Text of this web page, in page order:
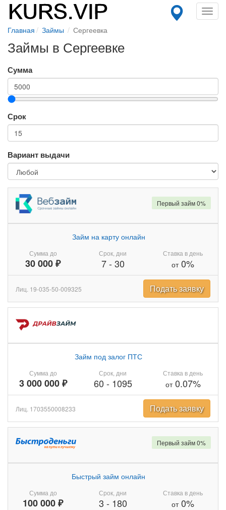
Главная Займы Сергеевка
Займы в Сергеевке
Сумма
Срок
Вариант выдачи
Сумма до
30 000 ₽
Займ на карту онлайн
Срок, дни
7- 30
Ставка в день
от0%
Первый займ 0%
Лиц. 19-035-50-009325 Подать заявку
Сумма до
3 000 000 ₽
Займ под залог ПТС
Срок, дни
60 - 1095
Ставка в день
от0.07%
Лиц. 1703550008233 Подать заявку
Сумма до
100 000 ₽
Быстрый займ онлайн
Срок, дни
3 - 180
Ставка в день
от0%
Первый займ 0%